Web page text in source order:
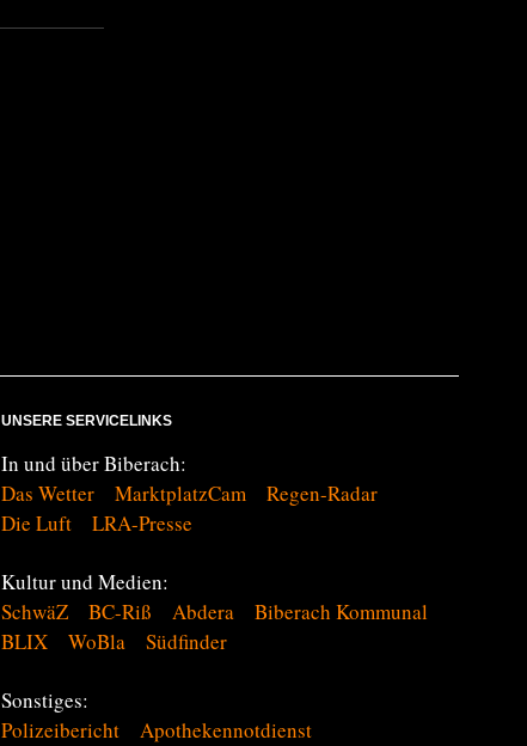
UNSERE SERVICELINKS
In und über Biberach:
Das Wetter
MarktplatzCam
Regen-Radar
Die Luft
LRA-Presse
Kultur und Medien:
SchwäZ
BC-Riß Abdera
Biberach Kommunal
BLIX
WoBla Südfinder
Sonstiges:
Polizeibericht
Apothekennotdienst